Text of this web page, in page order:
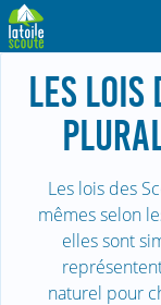
LES LOIS
Les lois des
mêmes selon
elles sont
naturel pour